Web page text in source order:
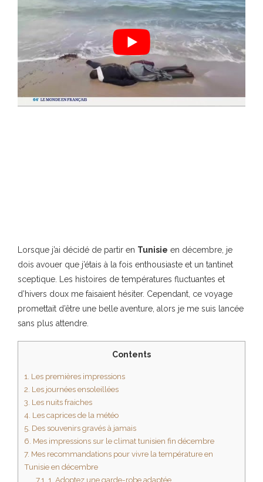
Lorsque j’ai décidé de partir en Tunisie en décembre, je
dois avouer que j’étais à la fois enthousiaste et un tantinet
sceptique. Les histoires de températures fluctuantes et
d’hivers doux me faisaient hésiter. Cependant, ce voyage
promettait d’être une belle aventure, alors je me suis lancée
sans plus attendre.
Contents
1. Les premières impressions
2. Les journées ensoleillées
3. Les nuits fraiches
4. Les caprices de la météo
5. Des souvenirs gravés à jamais
6. Mes impressions sur le climat tunisien fin décembre
7. Mes recommandations pour vivre la température en
Tunisie en décembre
7.1. 1. Adoptez une garde-robe adaptée